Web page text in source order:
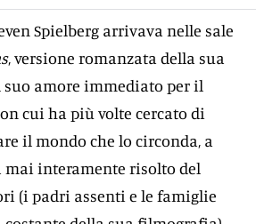
Spielberg arrivava nelle sale
, versione romanzata della sua
suo amore immediato per il
cui ha più volte cercato di
il mondo che lo circonda, a
interamente risolto del
(i padri assenti e le famiglie